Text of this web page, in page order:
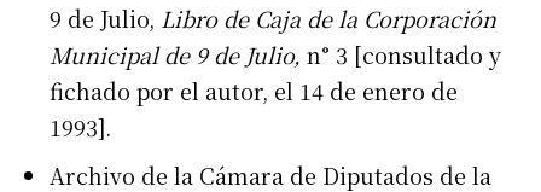
9 de Julio, Libro de Caja de la Corporación
Municipal de 9 de Julio, n° 3 [consultado y
fichado por el autor, el 14 de enero de
1993].
Archivo de la Cámara de Diputados de la